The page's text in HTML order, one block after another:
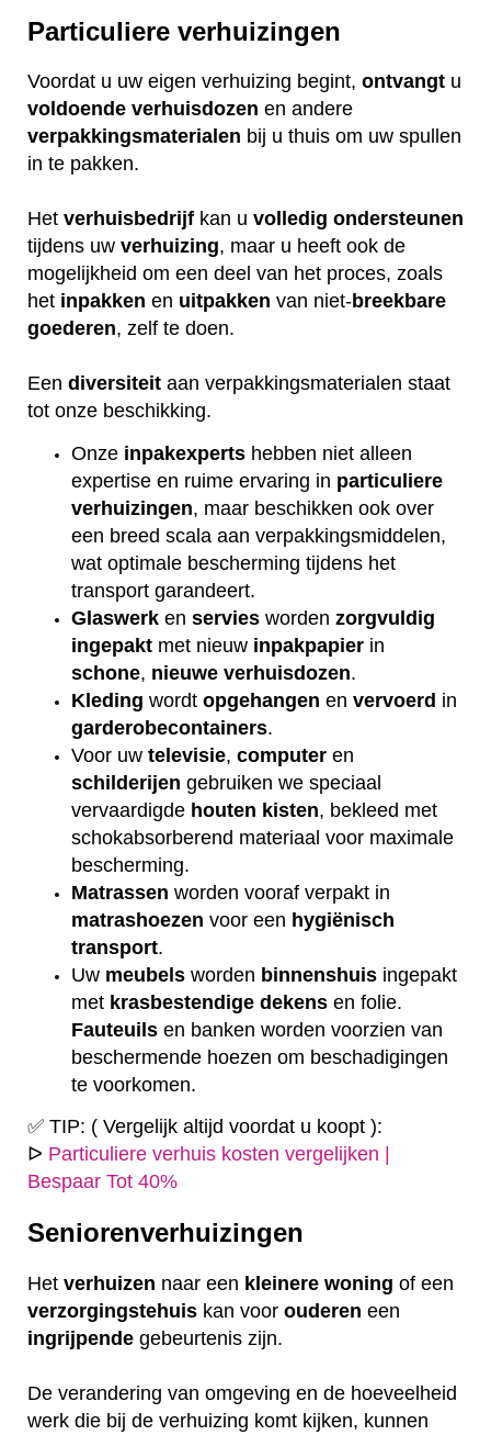
Particuliere verhuizingen
Voordat u uw eigen verhuizing begint, ontvangt u
voldoende verhuisdozen en andere
verpakkingsmaterialen bij u thuis om uw spullen
in te pakken.
Het verhuisbedrijf kan u volledig ondersteunen
tijdens uw verhuizing, maar u heeft ook de
mogelijkheid om een deel van het proces, zoals
het inpakken en uitpakken van niet-breekbare
goederen, zelf te doen.
Een diversiteit aan verpakkingsmaterialen staat
tot onze beschikking.
Onze inpakexperts hebben niet alleen
expertise en ruime ervaring in particuliere
verhuizingen, maar beschikken ook over
een breed scala aan verpakkingsmiddelen,
wat optimale bescherming tijdens het
transport garandeert.
Glaswerk en servies worden zorgvuldig
ingepakt met nieuw inpakpapier in
schone, nieuwe verhuisdozen.
Kleding wordt opgehangen en vervoerd in
garderobecontainers.
Voor uw televisie, computer en
schilderijen gebruiken we speciaal
vervaardigde houten kisten, bekleed met
schokabsorberend materiaal voor maximale
bescherming.
Matrassen worden vooraf verpakt in
matrashoezen voor een hygiënisch
transport.
Uw meubels worden binnenshuis ingepakt
met krasbestendige dekens en folie.
Fauteuils en banken worden voorzien van
beschermende hoezen om beschadigingen
te voorkomen.
✅ TIP: ( Vergelijk altijd voordat u koopt ):
ᐅ Particuliere verhuis kosten vergelijken |
Bespaar Tot 40%
Seniorenverhuizingen
Het verhuizen naar een kleinere woning of een
verzorgingstehuis kan voor ouderen een
ingrijpende gebeurtenis zijn.
De verandering van omgeving en de hoeveelheid
werk die bij de verhuizing komt kijken, kunnen